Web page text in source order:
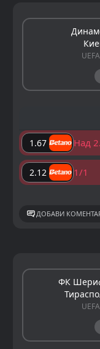
1.67 Над
2.12 1/1
ДОБАВИ
ФК